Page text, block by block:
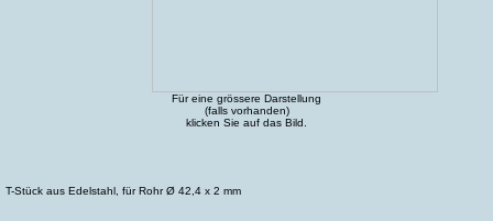
Für eine grössere Darstellung
(falls vorhanden)
klicken Sie auf das Bild.
T-Stück aus Edelstahl, für Rohr Ø 42,4 x 2 mm